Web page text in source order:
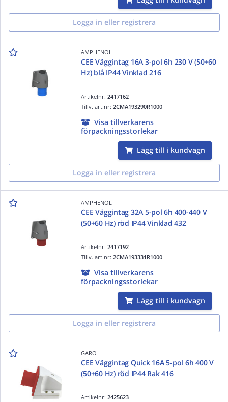
Logga in eller registrera
AMPHENOL
CEE Väggintag 16A 3-pol 6h 230 V (50+60
Hz) blå IP44 Vinklad 216
Artikelnr:2417162
Tillv. art.nr:2CMA193290R1000
Visa tillverkarens
förpackningsstorlekar
Lägg till i kundvagn
Logga in eller registrera
AMPHENOL
CEE Väggintag 32A 5-pol 6h 400-440 V
(50+60 Hz) röd IP44 Vinklad 432
Artikelnr:2417192
Tillv. art.nr:2CMA193331R1000
Visa tillverkarens
förpackningsstorlekar
Lägg till i kundvagn
Logga in eller registrera
GARO
CEE Väggintag Quick 16A 5-pol 6h 400 V
(50+60 Hz) röd IP44 Rak 416
Artikelnr:2425623